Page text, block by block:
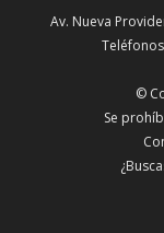
Av. Nueva
©
Se